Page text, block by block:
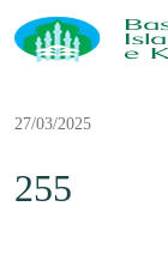
27/03/2025
255